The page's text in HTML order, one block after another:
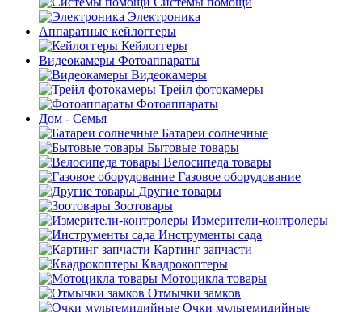
Электроника
Аппаратные кейлоггеры
Кейлоггеры
Видеокамеры Фотоаппараты
Видеокамеры
Трейл фотокамеры
Фотоаппараты
Дом - Семья
Батареи солнечные
Бытовые товары
Велосипеда товары
Газовое оборудование
Другие товары
Зоотовары
Измерители-контролеры
Инструменты сада
Картинг запчасти
Квадрокоптеры
Мотоцикла товары
Отмычки замков
Очки мультемидийные